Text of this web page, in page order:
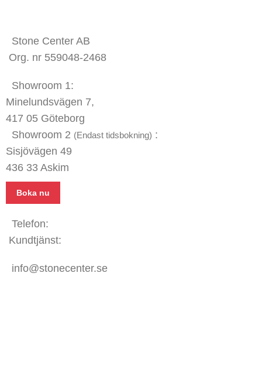
Stone Center AB
Org. nr 559048-2468
Showroom 1:
Minelundsvägen 7,
417 05 Göteborg
Showroom 2 (Endast tidsbokning) :
Sisjövägen 49
436 33 Askim
Boka nu
Telefon:
Kundtjänst:
info@stonecenter.se